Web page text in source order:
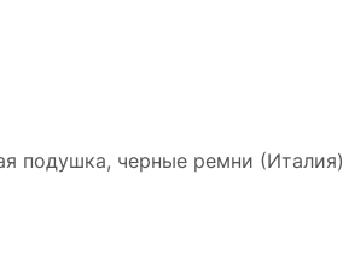
подушка, черные ремни (Италия)